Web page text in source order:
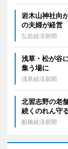
岩木山神社向
の夫婦が経営
弘前経済新聞
浅草・松が谷
集う場に
浅草経済新聞
北習志野の老
続くのれん守
船橋経済新聞